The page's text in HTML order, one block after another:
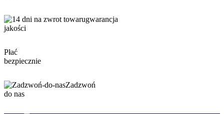
gwarancja
jakości
Płać
bezpiecznie
Zadzwoń
do nas